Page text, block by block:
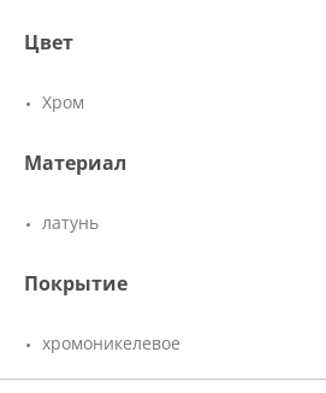
Цвет
Хром
Материал
латунь
Покрытие
хромоникелевое